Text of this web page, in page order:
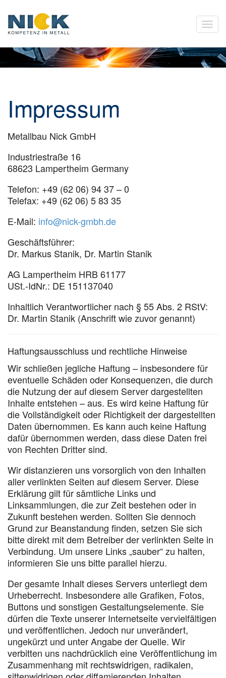
Impressum
Metallbau Nick GmbH
Industriestraße 16
68623 Lampertheim Germany
Telefon: +49 (62 06) 94 37 – 0
Telefax: +49 (62 06) 5 83 35
E-Mail: info@nick-gmbh.de
Geschäftsführer:
Dr. Markus Stanik, Dr. Martin Stanik
AG Lampertheim HRB 61177
USt.-IdNr.: DE 151137040
Inhaltlich Verantwortlicher nach § 55 Abs. 2 RStV:
Dr. Martin Stanik (Anschrift wie zuvor genannt)
Haftungsausschluss und rechtliche Hinweise
Wir schließen jegliche Haftung – insbesondere für
eventuelle Schäden oder Konsequenzen, die durch
die Nutzung der auf diesem Server dargestellten
Inhalte entstehen – aus. Es wird keine Haftung für
die Vollständigkeit oder Richtigkeit der dargestellten
Daten übernommen. Es kann auch keine Haftung
dafür übernommen werden, dass diese Daten frei
von Rechten Dritter sind.
Wir distanzieren uns vorsorglich von den Inhalten
aller verlinkten Seiten auf diesem Server. Diese
Erklärung gilt für sämtliche Links und
Linksammlungen, die zur Zeit bestehen oder in
Zukunft bestehen werden. Sollten Sie dennoch
Grund zur Beanstandung finden, setzen Sie sich
bitte direkt mit dem Betreiber der verlinkten Seite in
Verbindung. Um unsere Links „sauber“ zu halten,
informieren Sie uns bitte parallel hierzu.
Der gesamte Inhalt dieses Servers unterliegt dem
Urheberrecht. Insbesondere alle Grafiken, Fotos,
Buttons und sonstigen Gestaltungselemente. Sie
dürfen die Texte unserer Internetseite vervielfältigen
und veröffentlichen. Jedoch nur unverändert,
ungekürzt und unter Angabe der Quelle. Wir
verbitten uns nachdrücklich eine Veröffentlichung im
Zusammenhang mit rechtswidrigen, radikalen,